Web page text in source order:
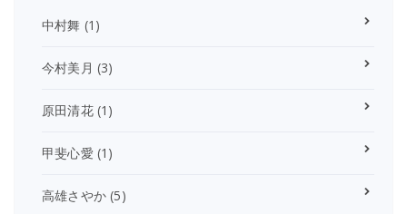
中村舞 (1)
今村美月 (3)
原田清花(1)
甲斐心愛 (1)
高雄さやか (5)